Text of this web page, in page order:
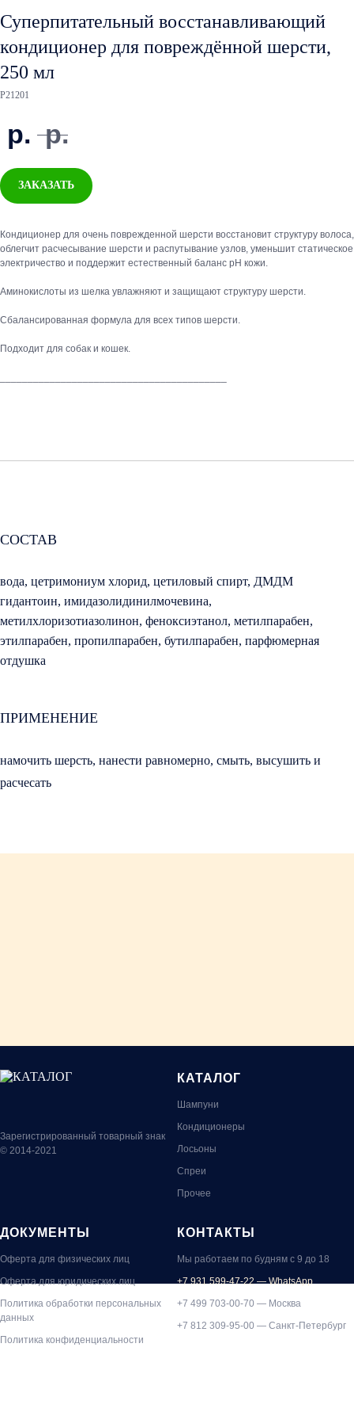
Суперпитательный восстанавливающий
кондиционер для повреждённой шерсти,
250 мл
P21201
р. р.
ЗАКАЗАТЬ
Кондиционер для очень поврежденной шерсти восстановит структуру волоса,
облегчит расчесывание шерсти и распутывание узлов, уменьшит статическое
электричество и поддержит естественный баланс pH кожи.
Аминокислоты из шелка увлажняют и защищают структуру шерсти.
Сбалансированная формула для всех типов шерсти.
Подходит для собак и кошек.
СОСТАВ
вода, цетримониум хлорид, цетиловый спирт, ДМДМ
гидантоин, имидазолидинилмочевина,
метилхлоризотиазолинон, феноксиэтанол, метилпарабен,
этилпарабен, пропилпарабен, бутилпарабен, парфюмерная
отдушка
ПРИМЕНЕНИЕ
намочить шерсть, нанести равномерно, смыть, высушить и
расчесать
Зарегистрированный товарный знак
© 2014-2021
КАТАЛОГ
Шампуни
Кондиционеры
Лосьоны
Спреи
Прочее
ДОКУМЕНТЫ
Оферта для физических лиц
Оферта для юридических лиц
Политика обработки персональных
данных
Политика конфиденциальности
КОНТАКТЫ
Мы работаем по будням с 9 до 18
+7 931 599-47-22 — WhatsApp
+7 499 703-00-70 — Москва
+7 812 309-95-00 — Санкт-Петербург